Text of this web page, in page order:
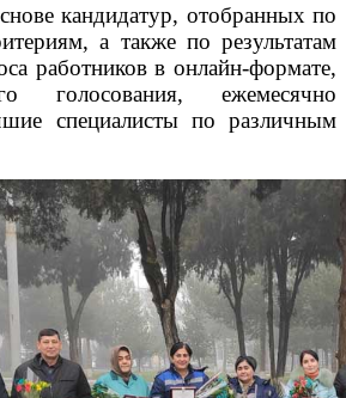
кандидатур, отобранных по
а также по результатам
работников в онлайн-формате,
голосования, ежемесячно
специалисты по различным